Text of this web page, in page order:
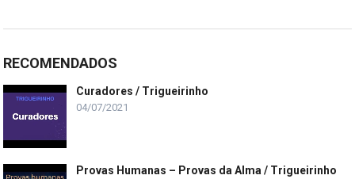
RECOMENDADOS
Curadores / Trigueirinho
04/07/2021
Provas Humanas – Provas da Alma / Trigueirinho